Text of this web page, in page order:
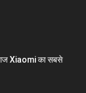
Xiaomi का सबसे